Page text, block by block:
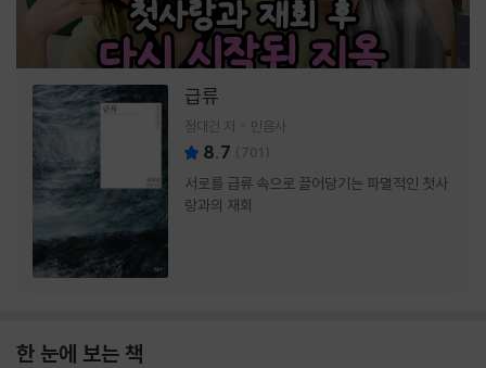
급류
정대건 저 민음사
8.7 (701 )
서로를 급류 속으로 끌어당기는 파멸적인 첫사
랑과의 재회
한 눈에 보는 책